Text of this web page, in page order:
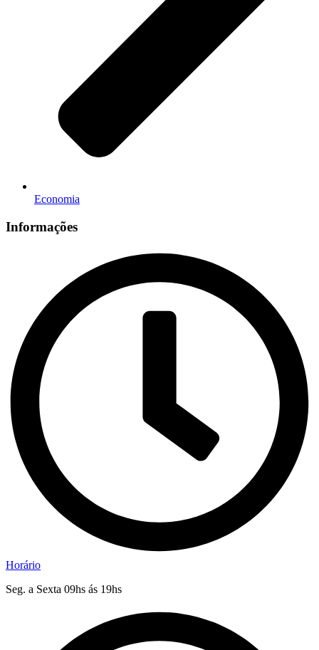
Economia
Informações
Horário
Seg. a Sexta 09hs ás 19hs